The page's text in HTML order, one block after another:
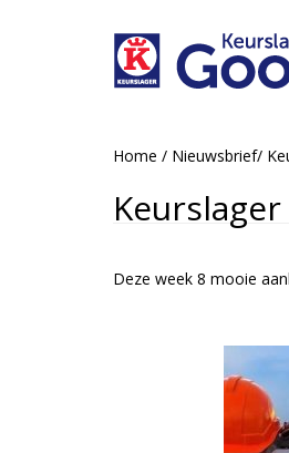
Home / Nieuwsbrief/
Deze week 8 mooie